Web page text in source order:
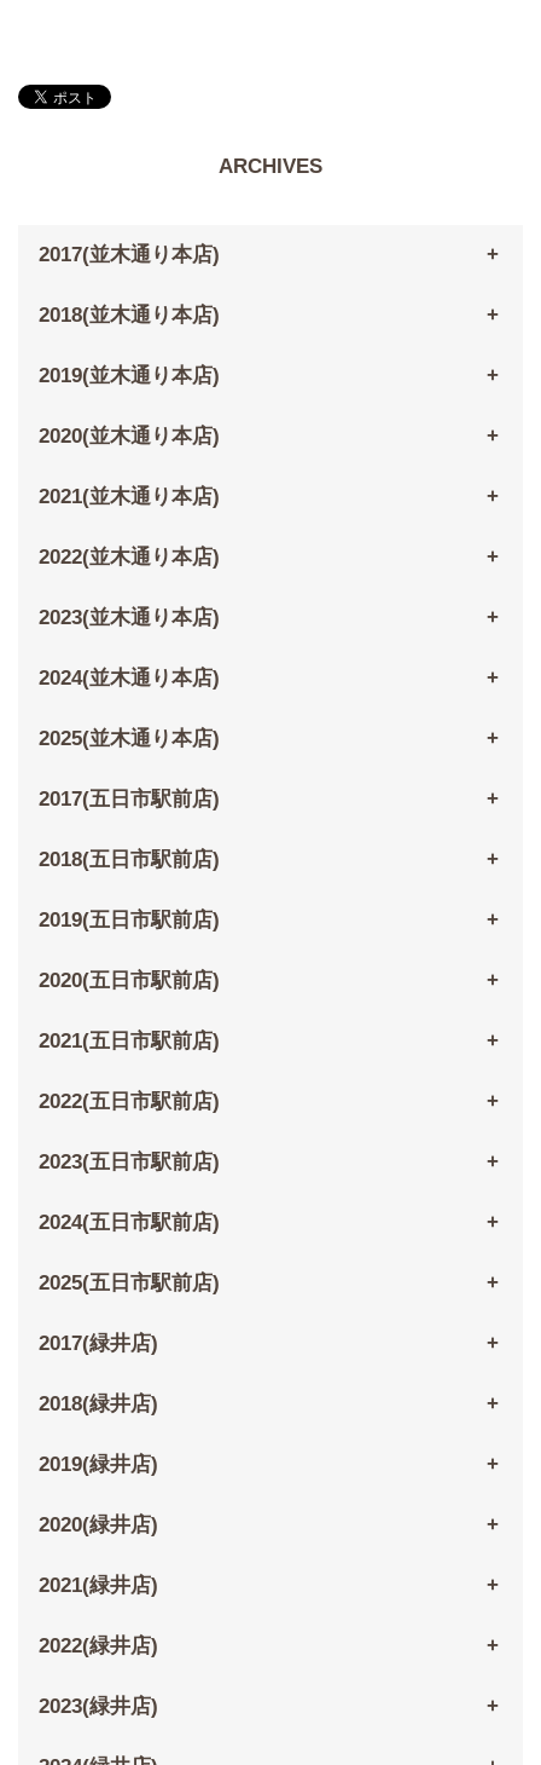
ARCHIVES
2017(並木通り本店)
2018(並木通り本店)
2019(並木通り本店)
2020(並木通り本店)
2021(並木通り本店)
2022(並木通り本店)
2023(並木通り本店)
2024(並木通り本店)
2025(並木通り本店)
2017(五日市駅前店)
2018(五日市駅前店)
2019(五日市駅前店)
2020(五日市駅前店)
2021(五日市駅前店)
2022(五日市駅前店)
2023(五日市駅前店)
2024(五日市駅前店)
2025(五日市駅前店)
2017(緑井店)
2018(緑井店)
2019(緑井店)
2020(緑井店)
2021(緑井店)
2022(緑井店)
2023(緑井店)